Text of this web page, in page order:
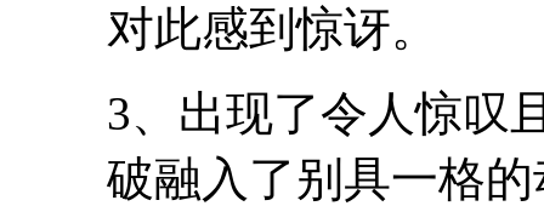
对此感到惊讶。
3、出现了令人惊叹
破融入了别具一格